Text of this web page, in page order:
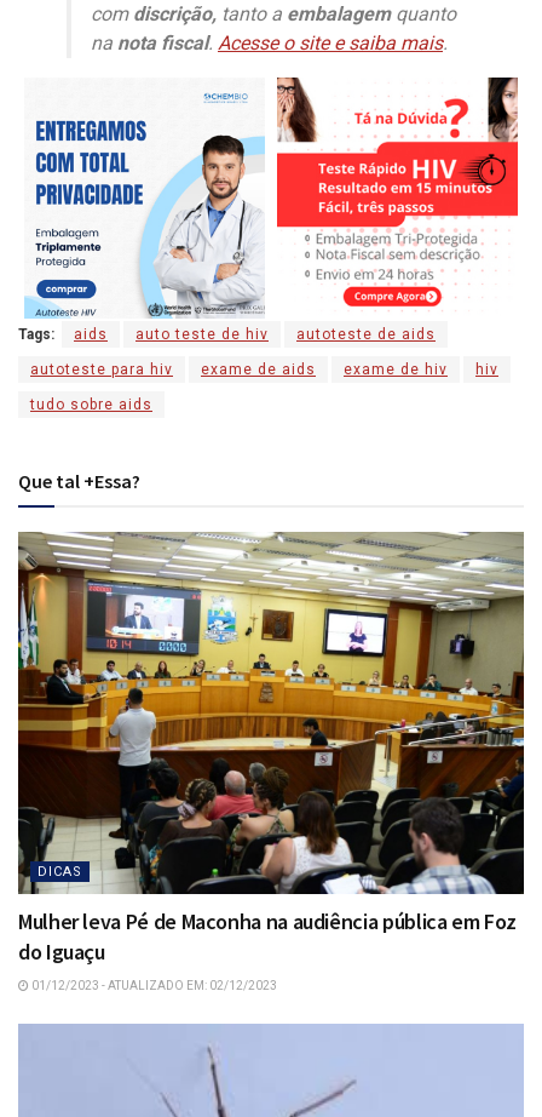
com discrição, tanto a embalagemquanto
na nota fiscal. Acesse o site e saiba mais.
Tags: aids auto teste de hiv autoteste de aids
autoteste para hiv exame de aids exame de hiv hiv
tudo sobre aids
Que tal +Essa?
DICAS
Mulher leva Pé de Maconha na audiência pública em Foz
do Iguaçu
01/12/2023 - ATUALIZADO EM: 02/12/2023